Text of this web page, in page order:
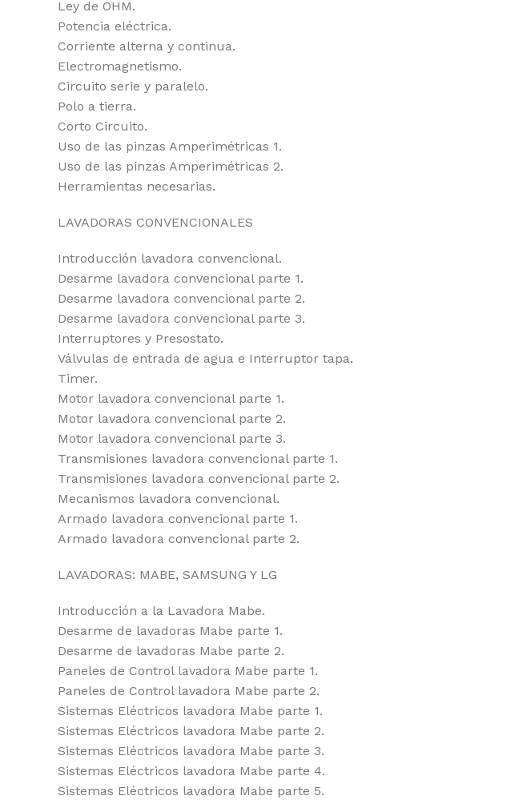
Ley de OHM.
Potencia eléctrica.
Corriente alterna y continua.
Electromagnetismo.
Circuito serie y paralelo.
Polo a tierra.
Corto Circuito.
Uso de las pinzas Amperimétricas 1.
Uso de las pinzas Amperimétricas 2.
Herramientas necesarias.
LAVADORAS CONVENCIONALES
Introducción lavadora convencional.
Desarme lavadora convencional parte 1.
Desarme lavadora convencional parte 2.
Desarme lavadora convencional parte 3.
Interruptores y Presostato.
Válvulas de entrada de agua e Interruptor tapa.
Timer.
Motor lavadora convencional parte 1.
Motor lavadora convencional parte 2.
Motor lavadora convencional parte 3.
Transmisiones lavadora convencional parte 1.
Transmisiones lavadora convencional parte 2.
Mecanismos lavadora convencional.
Armado lavadora convencional parte 1.
Armado lavadora convencional parte 2.
LAVADORAS: MABE, SAMSUNG Y LG
Introducción a la Lavadora Mabe.
Desarme de lavadoras Mabe parte 1.
Desarme de lavadoras Mabe parte 2.
Paneles de Control lavadora Mabe parte 1.
Paneles de Control lavadora Mabe parte 2.
Sistemas Eléctricos lavadora Mabe parte 1.
Sistemas Eléctricos lavadora Mabe parte 2.
Sistemas Eléctricos lavadora Mabe parte 3.
Sistemas Eléctricos lavadora Mabe parte 4.
Sistemas Eléctricos lavadora Mabe parte 5.